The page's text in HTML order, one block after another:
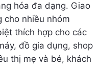
hóa đa dạng. Giao
cho nhiều nhóm
thích hợp cho các
đồ gia dụng, shop
thị mẹ và bé, khách